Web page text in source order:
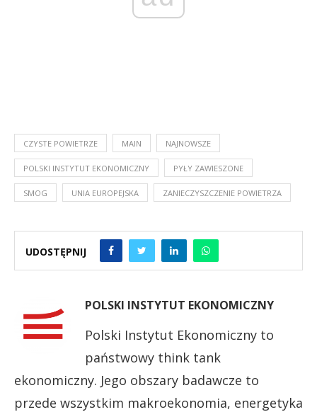
CZYSTE POWIETRZE MAIN NAJNOWSZE
POLSKI INSTYTUT EKONOMICZNY PYŁY ZAWIESZONE
SMOG UNIA EUROPEJSKA ZANIECZYSZCZENIE POWIETRZA
UDOSTĘPNIJ
POLSKI INSTYTUT EKONOMICZNY
Polski Instytut Ekonomiczny to
państwowy think tank
ekonomiczny. Jego obszary badawcze to
przede wszystkim makroekonomia, energetyka